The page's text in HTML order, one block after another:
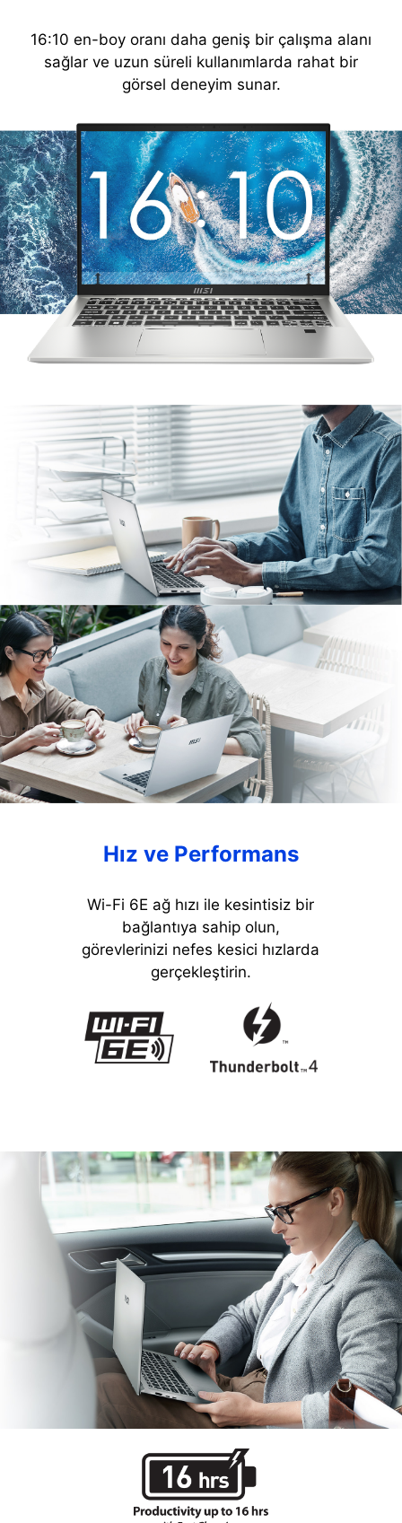
16:10 en-boy oranı daha geniş bir çalışma alanı
sağlar ve uzun süreli kullanımlarda rahat bir
görsel deneyim sunar.
Hız ve Performans
Wi-Fi 6E ağ hızı ile kesintisiz bir
bağlantıya sahip olun,
görevlerinizi nefes kesici hızlarda
gerçekleştirin.